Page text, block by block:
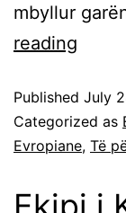
mbyllur
reading
Published July
Categorized as
Evropiane, Të